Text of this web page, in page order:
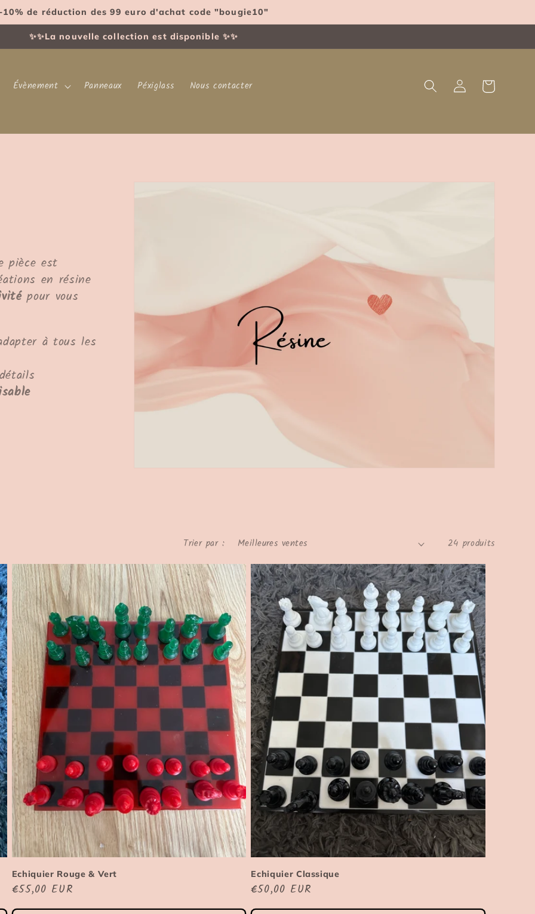
10% de réduction des 99 euro d'achat code "bougie10"
✨✨La nouvelle collection est disponible ✨✨
Évènement Panneaux Péxiglass Nous contacter Connexion Panier
pièce est
en résine
pour vous
à tous les
Trier par : 24 produits
Echiquier Rouge & Vert
Prix
habituel
€55,00 EUR
Echiquier Classique
Prix
habituel
€50,00 EUR